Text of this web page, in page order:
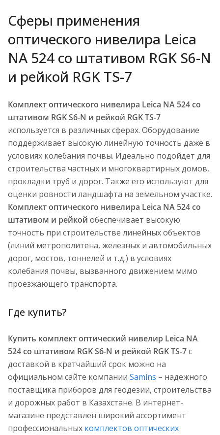
Сферы применения
оптического нивелира Leica
NA 524 со штативом RGK S6-N
и рейкой RGK TS-7
Комплект оптического нивелира Leica NA 524 со
штативом RGK S6-N и рейкой RGK TS-7
используется в различных сферах. Оборудование
поддерживает высокую линейную точность даже в
условиях колебания почвы. Идеально подойдет для
строительства частных и многоквартирных домов,
прокладки труб и дорог. Также его используют для
оценки ровности ландшафта на земельном участке.
Комплект оптического нивелира Leica NA 524 со
штативом и рейкой обеспечивает высокую
точность при строительстве линейных объектов
(линий метрополитена, железных и автомобильных
дорог, мостов, тоннелей и т.д.) в условиях
колебания почвы, вызванного движением мимо
проезжающего транспорта.
Где купить?
Купить комплект оптический нивелир Leica NA
524 со штативом RGK S6-N и рейкой RGK TS-7с
доставкой в кратчайший срок можно на
официальном сайте компании Samins – надежного
поставщика приборов для геодезии, строительства
и дорожных работ в Казахстане. В интернет-
магазине представлен широкий ассортимент
профессиональных комплектов оптических